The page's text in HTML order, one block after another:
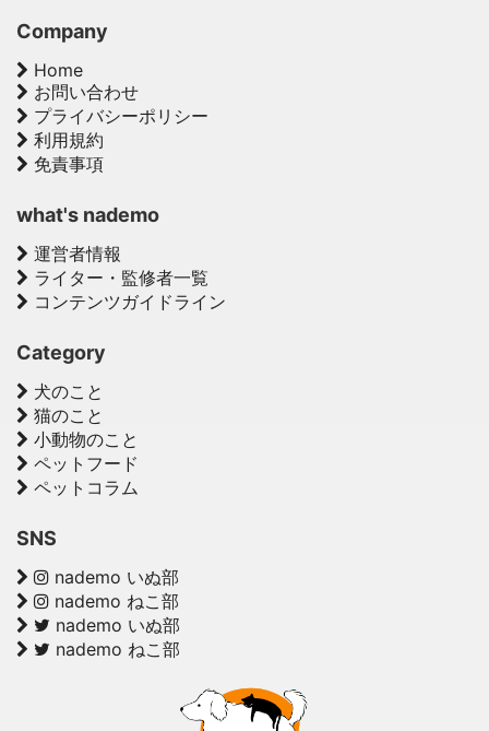
Company
Home
お問い合わせ
プライバシーポリシー
利用規約
免責事項
what's nademo
運営者情報
ライター・監修者一覧
コンテンツガイドライン
Category
犬のこと
猫のこと
小動物のこと
ペットフード
ペットコラム
SNS
nademo いぬ部
nademo ねこ部
nademo いぬ部
nademo ねこ部